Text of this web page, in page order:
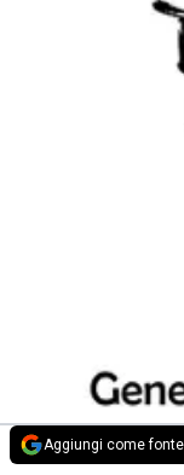
Aggiungi come